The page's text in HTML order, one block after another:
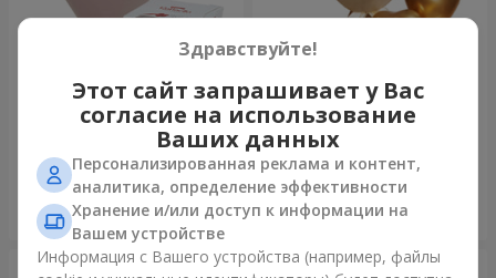
Букет "Прикосновение
любви" + Raffaello
Заказать
Букет "Прелесть" с
воздушными шарами
2 713 грн
Заказать
Здравствуйте!
Этот сайт запрашивает у Вас
согласие на использование
Ваших данных
Персонализированная реклама и контент,
аналитика, определение эффективности
Хранение и/или доступ к информации на
Вашем устройстве
Информация с Вашего устройства (например, файлы